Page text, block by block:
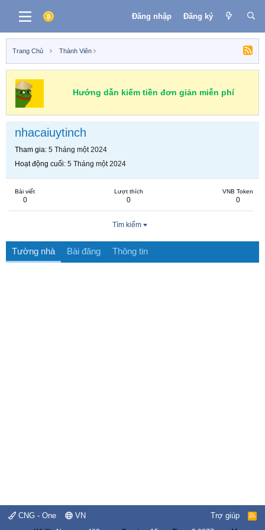
Đăng nhập Đăng ký
Trang Chủ Thành Viên
Hướng dẫn kiếm tiền đơn giản miễn phí
nhacaiuytinch
Tham gia 5 Tháng một 2024
Hoạt động cuối 5 Tháng một 2024
Bài viết
0
Lượt thích
0
VNB Token
0
Tìm kiếm
Tường nhà Bài đăng Thông tin
CNG - One VN Trợ giúp
R